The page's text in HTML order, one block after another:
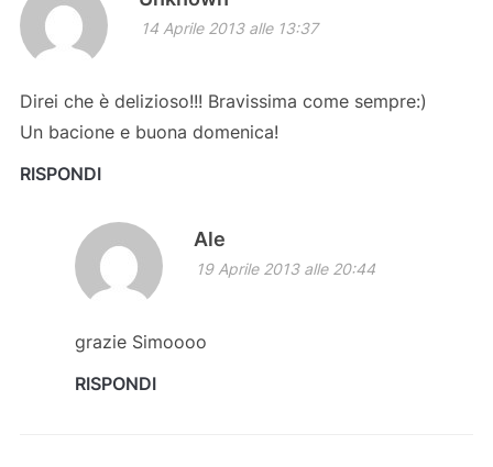
14 Aprile 2013 alle 13:37
Direi che è delizioso!!! Bravissima come sempre:)
Un bacione e buona domenica!
RISPONDI
Ale
19 Aprile 2013 alle 20:44
grazie Simoooo
RISPONDI